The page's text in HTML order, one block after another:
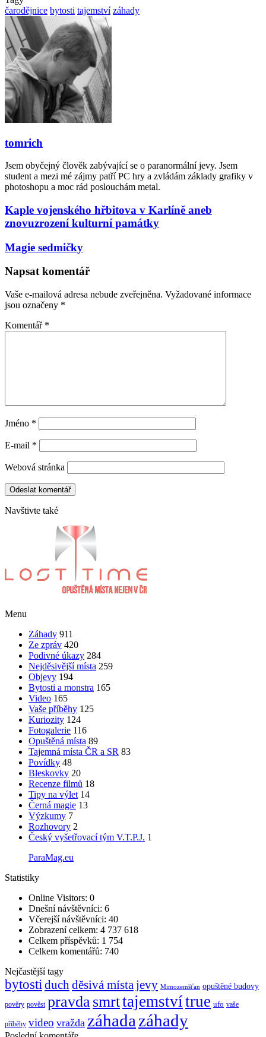
čarodějnice bytosti tajemství záhady
Facebook
Twitter
LinkedIn
Tumblr
Pinterest
Reddit
VKontakte
Odnoklassniki
Pocket
Skype
Messenger
Messenger
WhatsApp
Telegram
Viber
Line
Sdílet
přes
email
Tisknout
tomrich
Jsem obyčejný člověk zabývající se o paranormální jevy. Jsem
student a mezi mé zájmy patří PC hry a zvládám základy grafiky v
photoshopu a moc rád poslouchám metal.
Kaple vojenského hřbitova v Karlíně aneb
znovuzrození kulturní památky
Magie sedmičky
Napsat komentář
Vaše e-mailová adresa nebude zveřejněna. Vyžadované informace
jsou označeny *
Komentář *
Jméno *
E-mail *
Webová stránka
Navštivte také
Menu
Záhady 911
Ze zpráv 420
Podivné úkazy 284
Nejděsivější místa 259
Objevy 194
Bytosti a monstra 165
Video 165
Vaše příběhy 125
Kuriozity 124
Fotogalerie 116
Opuštěná místa 89
Tajemná místa ČR a SR 83
Povídky 48
Bleskovky 20
Recenze filmů 18
Tipy na výlet 14
Černá magie 13
Výzkumy 7
Rozhovory 2
Český vyšetřovací tým V.T.P.J. 1
ParaMag.eu
Statistiky
Online Visitors: 0
Dnešní návštěvníci: 6
Včerejší návštěvníci: 40
Zobrazení celkem: 4 737 618
Celkem příspěvků: 1 754
Celkem komentářů: 740
Nejčastější tagy
bytostiduch děsivá místa jevy Mimozemšťan opuštěné budovy
pověry pověst pravdasmrttajemstvítrue ufo vaše
příběhy video vražda záhada záhady